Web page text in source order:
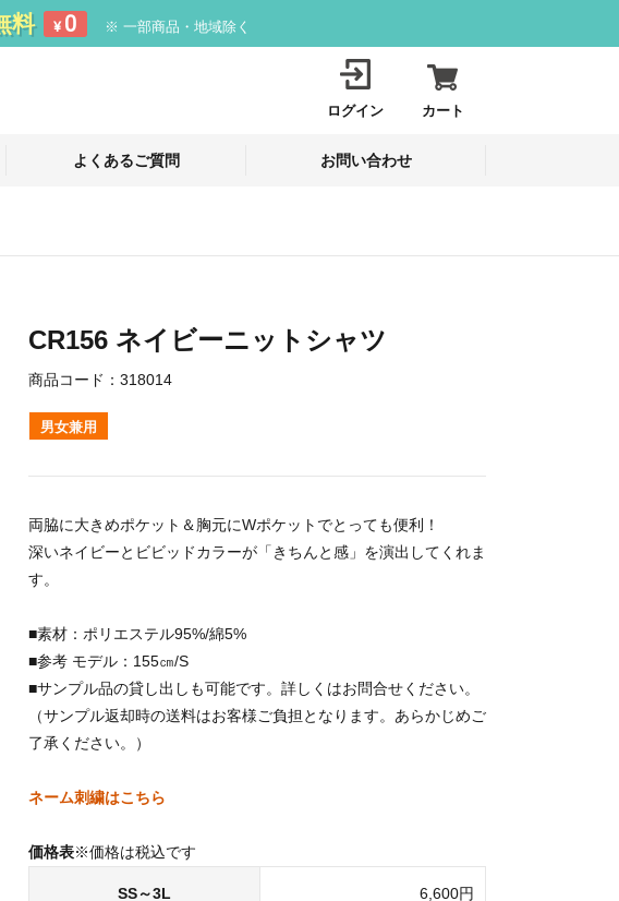
料 ¥ 0 ※ 一部商品・地域除く
ログイン カート
よくあるご質問 お問い合わせ
CR156 ネイビーニットシャツ
商品コード： 318014
男女兼用
両脇に大きめポケット＆胸元にWポケットでとっても便利！
深いネイビーとビビッドカラーが「きちんと感」を演出してくれま
す。
■素材：ポリエステル95%/綿5%
■参考 モデル：155㎝/S
■サンプル品の貸し出しも可能です。詳しくはお問合せください。
（サンプル返却時の送料はお客様ご負担となります。あらかじめご
了承ください。）
ネーム刺繍はこちら
価格表※価格は税込です
SS～3L 6,600円